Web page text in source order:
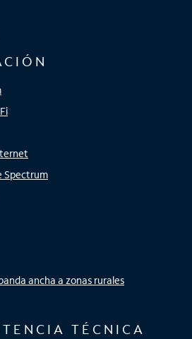
Spectrum
ancha a zonas rurales
TÉCNICA